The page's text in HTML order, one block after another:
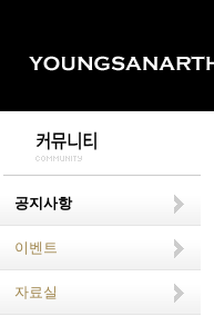
공지사항
이벤트
자료실